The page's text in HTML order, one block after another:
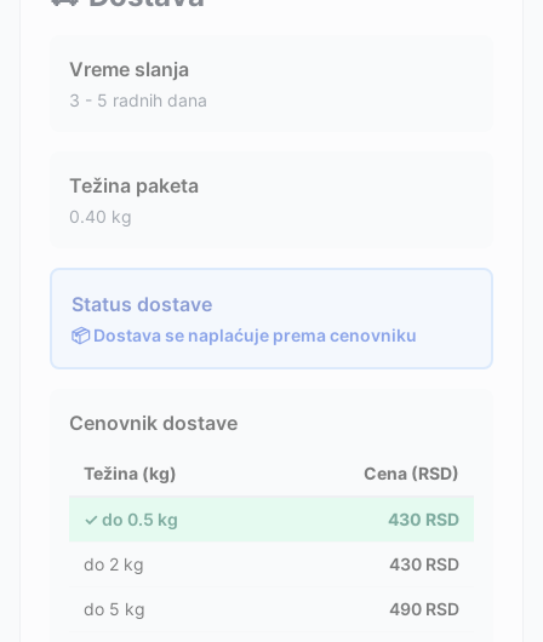
Vreme slanja
3 - 5 radnih dana
Težina paketa
0.40 kg
Status dostave
📦 Dostava se naplaćuje prema cenovniku
Cenovnik dostave
Težina (kg) Cena (RSD)
✓ do 0.5 kg 430 RSD
do 2 kg 430 RSD
do 5 kg 490 RSD